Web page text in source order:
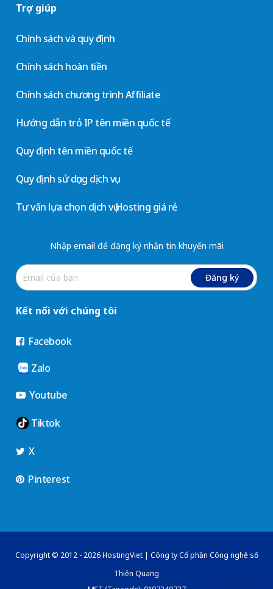
Trợ giúp
Chính sách và quy định
Chính sách hoàn tiền
Chính sách chương trình Affiliate
Hướng dẫn trỏ IP tên miền quốc tế
Quy định tên miền quốc tế
Quy định sử dụng dịch vụ
Tư vấn lựa chọn dịch vụ Hosting giá rẻ
Nhập email để đăng ký nhận tin khuyến mãi
Đăng ký
Kết nối với chúng tôi
Facebook
Zalo
Youtube
Tiktok
X
Pinterest
Copyright © 2012 - 2026 HostingViet | Công ty Cổ phần Công nghệ số
Thiên Quang